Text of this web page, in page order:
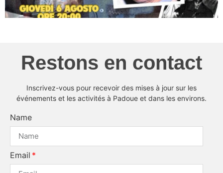
Restons en contact
Inscrivez-vous pour recevoir des mises à jour sur les
événements et les activités à Padoue et dans les environs.
Name
Email